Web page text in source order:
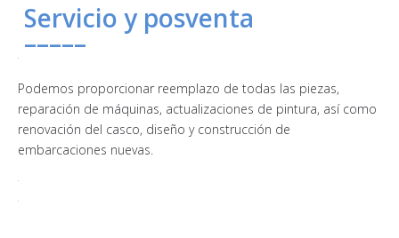
Servicio y posventa
–––––
Podemos proporcionar reemplazo de todas las piezas,
reparación de máquinas, actualizaciones de pintura, así como
renovación del casco, diseño y construcción de
embarcaciones nuevas.